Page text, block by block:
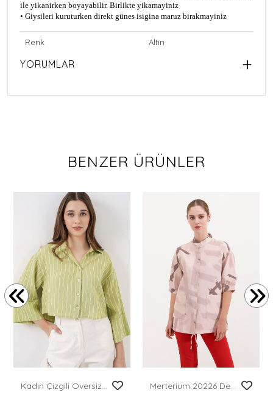
ile yikanirken boyayabilir. Birlikte yikamayiniz
• Giysileri kuruturken direkt günes isigina maruz birakmayiniz
Renk Altın
YORUMLAR
BENZER ÜRÜNLER
Kadın Çizgili Oversize Kısa Gömlek 20326 - E.Yeşil Merterium 20226 Desenli Oversize Gömlek - Bej